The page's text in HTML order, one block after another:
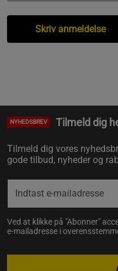
Skriv anmeldelse
NYHEDSBREV Tilmeld dig
Tilmeld dig vores
gode tilbud, nyheder og
Ved at klikke på "Abonner"
e-mailadresse i